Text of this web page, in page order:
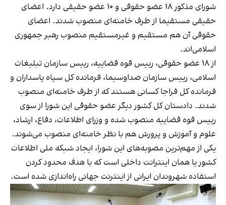
شورای مذکور ۱۸ عضو حقوقی و ۱۰ عضو حقیقی دارد. اعضای
حقیقی مستقیما از طرف خامنه‌ای منصوب شدند. اعضای
حقوقی آن هم مستقیم و غیرمستقیم منصوب رهبر جمهوری
اسلامی‌اند.
از ۱۸ عضو حقوقی، رییس قوه قضاییه، رییس سازمان تبلیغات
اسلامی، رییس سازمان صداوسیما، فرمانده کل سپاه پاسداران و
فرمانده کل فراجا کسانی هستند که از طرف خامنه‌ای منصوب
شدند. دادستان کل کشور دیگر عضو حقوقی این شورا از سوی
رییس قوه قضاییه منصوب شده و وزرای اطلاعات، دفاع، ارشاد،
علوم و آموزش و پرورش هم با نظر خامنه‌ای منصوب می‌شوند.
یکی از مهم‌ترین مصوبه‌های این شورا، ایجاد شبکه ملی اطلاعات
کشور یا همان اینترانت داخلی است که با هدف محدود کردن
استفاده شهروندان ایرانی از اینترنت جهانی راه‌اندازی شده است.